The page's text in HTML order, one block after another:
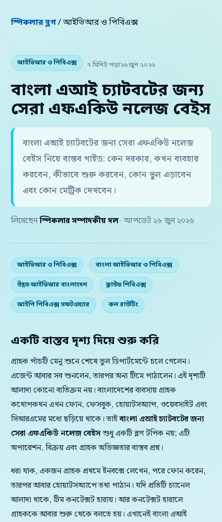
স্পিকলার ব্লগ/ আইভিআর ও পিবিএক্স
আইভিআর ও পিবিএক্স ৭ মিনিট পড়া২৬ জুন ২০২৬
বাংলা এআই চ্যাটবটের জন্য
সেরা এফএকিউ নলেজ বেইস
বাংলা এআই চ্যাটবটের জন্য সেরা এফএকিউ নলেজ
বেইস নিয়ে বাস্তব গাইড: কেন দরকার, কখন ব্যবহার
করবেন, কীভাবে শুরু করবেন, কোন ভুল এড়াবেন
এবং কোন মেট্রিক দেখবেন।
লিখেছেন স্পিকলার সম্পাদকীয় দল · আপডেট ২৬ জুন ২০২৬
আইভিআর ও পিবিএক্স বাংলা আইভিআর ও পিবিএক্স
উন্নত আইভিআর বাংলাদেশ ক্লাউড পিবিএক্স
আইপি পিবিএক্স সফটওয়্যার কল রাউটিং
একটি বাস্তব দৃশ্য দিয়ে শুরু করি
গ্রাহক পাঁচটি মেনু শুনে শেষে ভুল ডিপার্টমেন্টে চলে গেলেন।
এজেন্ট আবার সব শুনলেন, তারপর অন্য টিমে পাঠালেন। এই দৃশ্যটি
আলাদা কোনো ব্যতিক্রম নয়। বাংলাদেশের ব্যবসায় গ্রাহক
কথোপকথন এখন ফোন, ফেসবুক, হোয়াটসঅ্যাপ, ওয়েবসাইট এবং
সিআরএমের মধ্যে ছড়িয়ে থাকে। তাইবাংলা এআই চ্যাটবটের জন্য
সেরা এফএকিউ নলেজ বেইসশুধু একটি ব্লগ টপিক নয়; এটি
অপারেশন, বিক্রয় এবং গ্রাহক অভিজ্ঞতার বাস্তব প্রশ্ন।
ধরা যাক, একজন গ্রাহক প্রথমে ইনবক্সে লেখেন, পরে ফোন করেন,
তারপর আবার হোয়াটসঅ্যাপে তথ্য পাঠান। যদি প্রতিটি চ্যানেল
আলাদা থাকে, টিম কনটেক্সট হারায়। আর কনটেক্সট হারালে
গ্রাহককে আবার শুরু থেকে বলতে হয়। এখানেই বাংলা এআই